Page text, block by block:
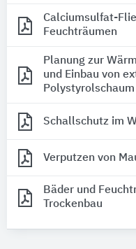
Calciumsulfat-
Feuchträumen
Planung zur
und Einbau von
Polystyrolschaum
Schallschutz im
Verputzen von
Bäder und
Trockenbau